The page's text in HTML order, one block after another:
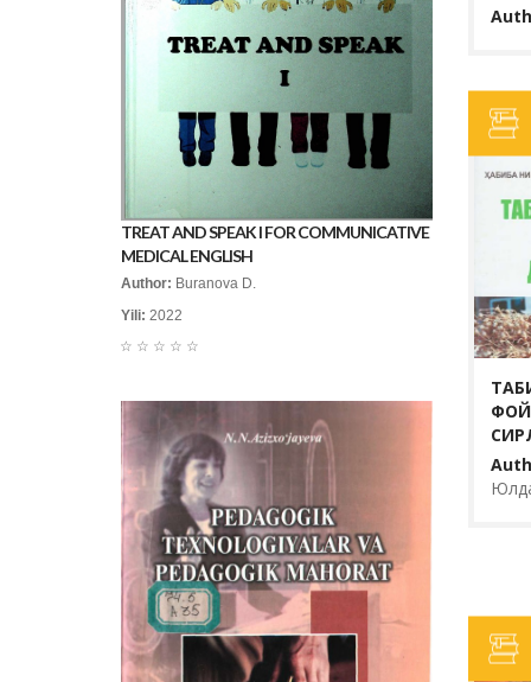
ТАБИАТ НЕЪМАТЛАРИДАН
ФОЙДАЛАНИВ ДАВОЛАШ
Ҳ. Нигматшаева, О. Юлдашева
Yili:2020
Ko‘rishlar:
Ҳ. Нигматшаева О. Юлдашева ва М.
ўзининг ушбу китобида инсон
келадиган турли патологик
эътиборини қаратган ва инсон
BATAFSIL...
TREAT AND SPEAK I FOR COMMUNICATIVE
MEDICAL ENGLISH
Author: Buranova D.
Yili: 2022
☆
☆
☆
☆
☆